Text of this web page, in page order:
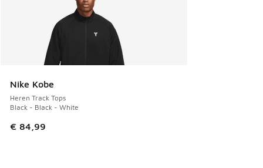
Nike Kobe
Heren Track Tops
Black - Black - White
€ 84,99